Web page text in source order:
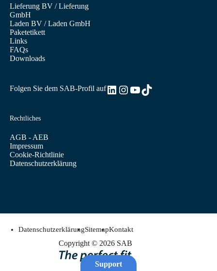
Support
Lieferung BV /Lieferung
GmbH
Laden BV /Laden GmbH
Paketetikett
Links
FAQs
Downloads
Rechtliches
AGB - AEB
Impressum
Cookie-Richtlinie
Datenschutzerklärung
Folgen Sie dem SAB-Profil aufLinkedIn
Instagram
YouTube
TikTok
Copyright © 2026 SAB
DatenschutzerklärungSitemapKontakt